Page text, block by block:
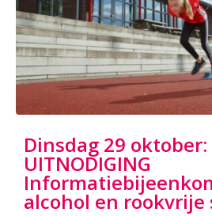
Dinsdag 29 oktober:
UITNODIGING
alcohol en